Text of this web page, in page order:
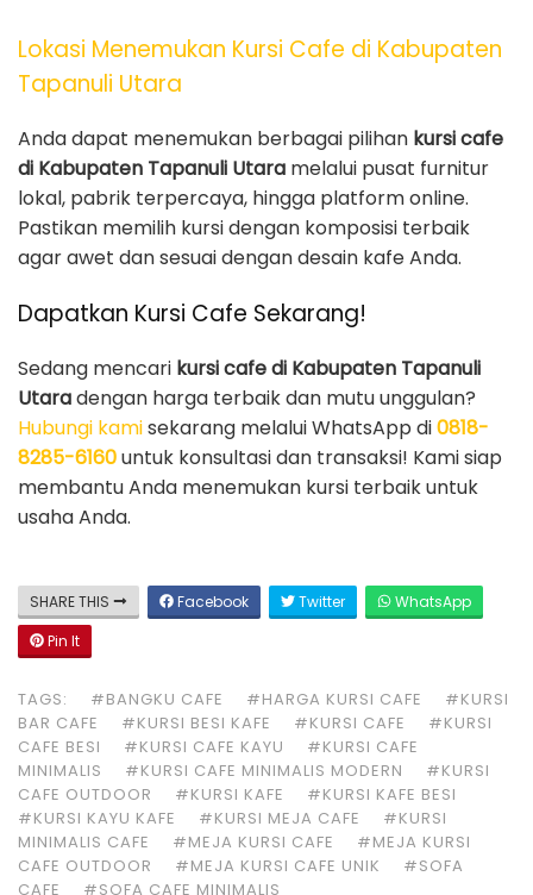
Lokasi Menemukan Kursi Cafe di Kabupaten
Tapanuli Utara
Anda dapat menemukan berbagai pilihan kursi cafe
di Kabupaten Tapanuli Utara melalui pusat furnitur
lokal, pabrik terpercaya, hingga platform online.
Pastikan memilih kursi dengan komposisi terbaik
agar awet dan sesuai dengan desain kafe Anda.
Dapatkan Kursi Cafe Sekarang!
Sedang mencari kursi cafe di Kabupaten Tapanuli
Utaradengan harga terbaik dan mutu unggulan?
Hubungi kamisekarang melalui WhatsApp di0818-
8285-6160untuk konsultasi dan transaksi! Kami siap
membantu Anda menemukan kursi terbaik untuk
usaha Anda.
SHARE THIS Facebook Twitter
WhatsApp
Pin It
TAGS: #BANGKU CAFE #HARGA KURSI CAFE
#KURSI
BAR CAFE
#KURSI BESI KAFE #KURSI CAFE
#KURSI
CAFE BESI
#KURSI CAFE KAYU
#KURSI CAFE
MINIMALIS
#KURSI CAFE MINIMALIS MODERN
#KURSI
CAFE OUTDOOR
#KURSI KAFE
#KURSI KAFE BESI
#KURSI KAYU KAFE
#KURSI MEJA CAFE
#KURSI
MINIMALIS CAFE
#MEJA KURSI CAFE
#MEJA KURSI
CAFE OUTDOOR
#MEJA KURSI CAFE UNIK
#SOFA
CAFE
#SOFA CAFE MINIMALIS